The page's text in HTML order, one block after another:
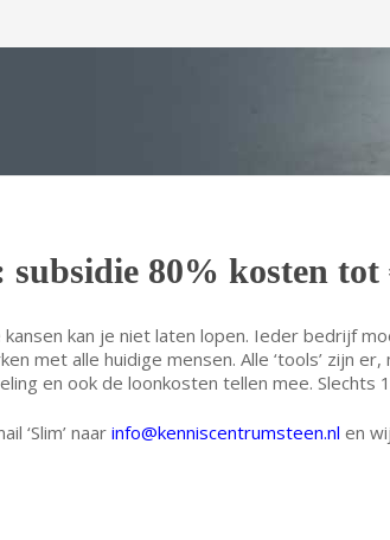
subsidie 80% kosten tot
kansen kan je niet laten lopen. Ieder bedrijf
met alle huidige mensen. Alle ‘tools’ zijn
en ook de loonkosten tellen mee.
‘Slim’ naar info@kenniscentrumsteen.nl en